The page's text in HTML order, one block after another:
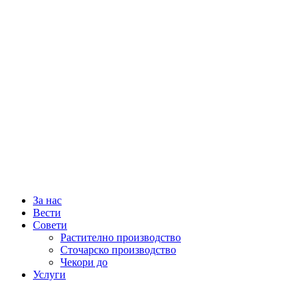
За нас
Вести
Совети
Растително производство
Сточарско производство
Чекори до
Услуги